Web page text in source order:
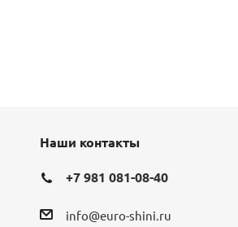
Наши контакты
+7 981 081-08-40
info@euro-shini.ru